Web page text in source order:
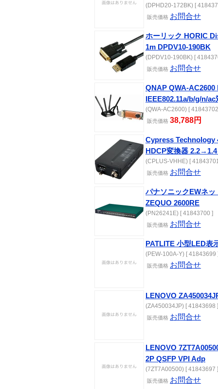
(DPHD20-172BK) [
販売価格 お問合せ
ホーリック HORIC
1m DPDV10-190BK
(DPDV10-190BK) [
販売価格 お問合せ
QNAP QWA-AC2600
IEEE802.11a/b/g/n/
(QWA-AC2600) [
販売価格 38,788円
Cypress Technology
HDCP変換器
(CPLUS-VHHE) [
販売価格 お問合せ
パナソニックEWネ
ZEQUO 2600RE
(PN26241E) [ 41843700 ]
販売価格 お問合せ
PATLITE 小型LED表
(PEW-100A-Y) [ 41843699
販売価格 お問合せ
LENOVO
(ZA450034JP) [ 41843698 ]
販売価格 お問合せ
LENOVO
2P QSFP VPI Adp
(7ZT7A00500) [ 41843697 ]
販売価格 お問合せ